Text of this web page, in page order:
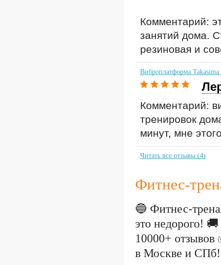
Комментарий:
занятий дома.
резиновая и
Виброплатформа
Комментарий:
тренировок
минут, мне
Читать все отзывы (4)
Фитнес-
🔵 Фитнес-
это недорого!
10000+ отзывов
в Москве и СПб!